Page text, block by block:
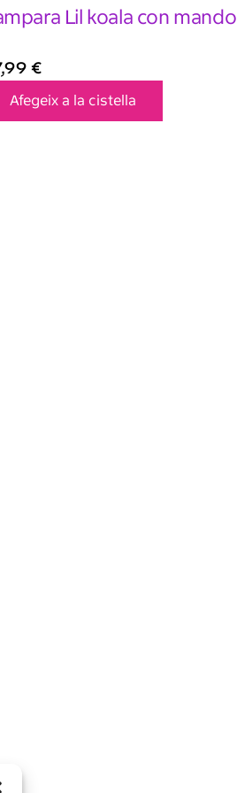
Lil koala con mando
€
Afegeix a la cistella